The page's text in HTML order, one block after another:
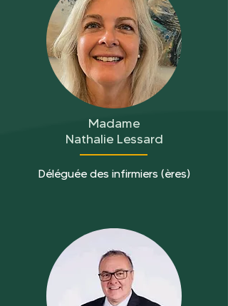
Madame
Nathalie Lessard
Déléguée des infirmiers (ères)​